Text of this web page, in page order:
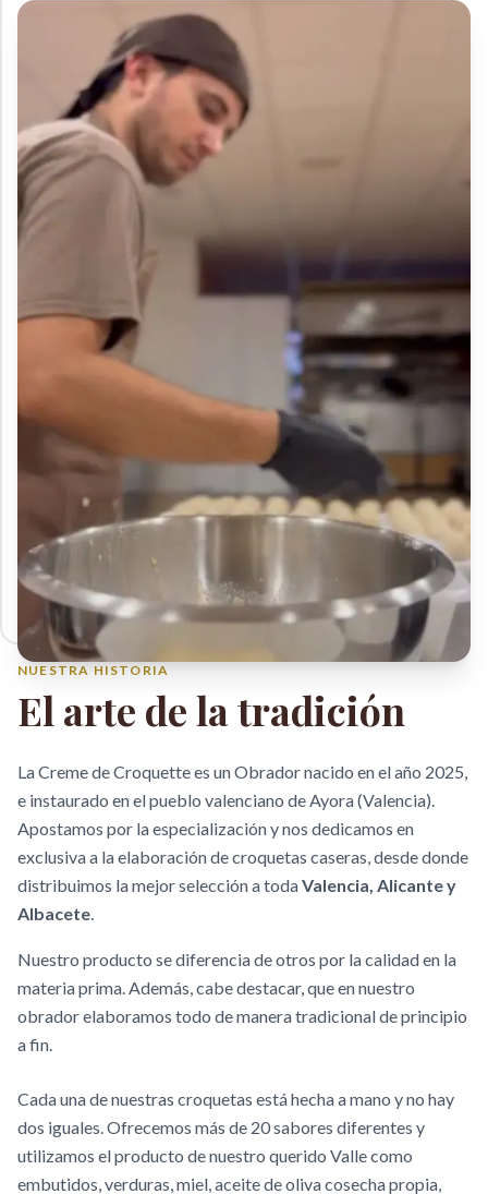
NUESTRA HISTORIA
El arte de la tradición
La Creme de Croquette es un Obrador nacido en el año 2025,
e instaurado en el pueblo valenciano de Ayora (Valencia).
Apostamos por la especialización y nos dedicamos en
exclusiva a la elaboración de croquetas caseras, desde donde
distribuimos la mejor selección a todaValencia, Alicante y
Albacete
Nuestro producto se diferencia de otros por la calidad en la
materia prima. Además, cabe destacar, que en nuestro
obrador elaboramos todo de manera tradicional de principio
a fin.
Cada una de nuestras croquetas está hecha a mano y no hay
dos iguales. Ofrecemos más de 20 sabores diferentes y
utilizamos el producto de nuestro querido Valle como
embutidos, verduras, miel, aceite de oliva cosecha propia,